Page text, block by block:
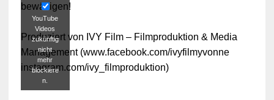
YouTube
Videos
zukünftig
nicht
mehr
blockiere
n.
bewältigen!
Produziert von IVY Film – Filmproduktion & Media
Management (www.facebook.com/ivyfilmyvonne
instagram.com/ivy_filmproduktion)